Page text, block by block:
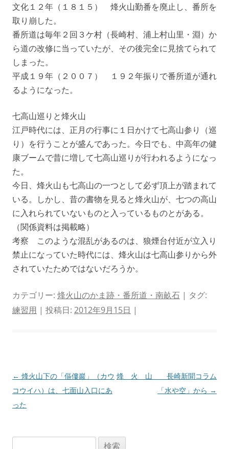
文化１２年（１８１５） 烽火山勤番を廃止し、番所を
取り崩した。
番所道は毎年２回３ケ村（長崎村、浦上村山里・淵）か
ら道の改修に当っていたが、その後完全に見捨てられて
しまった。
平成１９年（２００７） １９２年振りで番所道が通れ
るようになった。
七高山巡りと烽火山
江戸時代には、正月の行事に１日かけて七高山参り（巡
り）を行うことが盛んであった。今日でも、中高年の健
康ブームで昔に増して七高山巡りが行われるようになっ
た。
今日、烽火山も七高山の一つとして必ず頂上が踏まれて
いる。しかし、昔の書物を見ると烽火山が、七つの高山
に入れられていないものと入っているものとがある。
（関係資料は掲載略）
考察 このような混乱があるのは、狼煙台付近が立入り
禁止になっていた時代には、烽火山は七高山参りから外
されていたためではないだろうか。
カテゴリー: 烽火山のかま跡・番所道・南畝石 | タグ:
練習用 | 投稿日: 2012年9月15日 |
投
稿
ナ
← 烽火山下の「傴僂巖」（カウ
コウイハ）は、七面山入口にあ
った
烽 火 山 長崎新聞コラム
「水や空」から →